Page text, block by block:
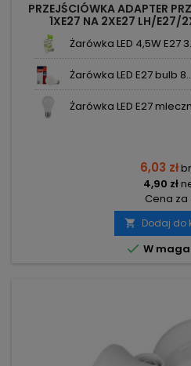
PRZEJŚCIÓWKA ADAPTER
1XE27 NA 2XE27 LH/E27/
Żarówka LED 4,5W E27
Żarówka LED E27 bulb
Żarówka LED E27
6,03 zł
4,90 zł
Cena za
 Dodaj do
 W